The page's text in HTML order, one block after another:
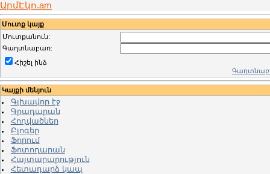
ԱրմԷկո.am
Մուտք կայք
Մուտքանուն:
Գաղտնաբառ:
Հիշել ինձ
Կայքի մենյուն
Գլխավոր էջ
Գրադարան
Հոդվածներ
Բլոգեր
Ֆորում
Ֆոտոդարան
Հայտարարություն
Հետադարձ կապ